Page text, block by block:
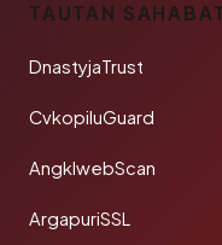
TAUTAN
DnastyjaTrust
CvkopiluGuard
AngklwebScan
ArgapuriSSL